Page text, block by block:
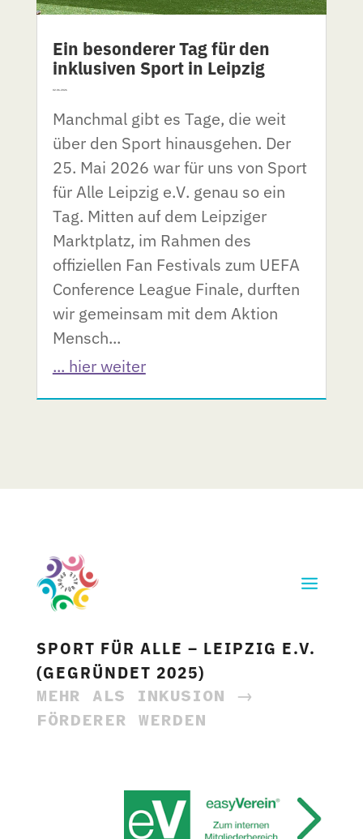
Ein besonderer Tag für den
inklusiven Sport in Leipzig
02.06.2026
Manchmal gibt es Tage, die weit
über den Sport hinausgehen. Der
25. Mai 2026 war für uns von Sport
für Alle Leipzig e.V. genau so ein
Tag. Mitten auf dem Leipziger
Marktplatz, im Rahmen des
offiziellen Fan Festivals zum UEFA
Conference League Finale, durften
wir gemeinsam mit dem Aktion
Mensch...
... hier weiter
SPORT FÜR ALLE – LEIPZIG E.V.
(GEGRÜNDET 2025)
MEHR ALS INKUSION →
FÖRDERER WERDEN